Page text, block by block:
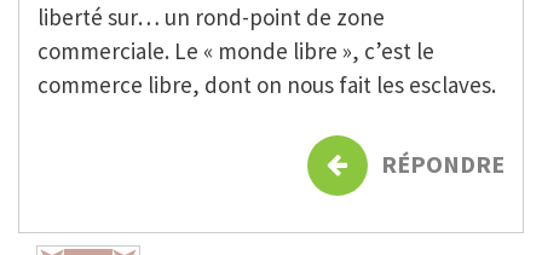
liberté sur… un rond-point de zone
commerciale. Le « monde libre », c’est le
commerce libre, dont on nous fait les esclaves.
RÉPONDRE